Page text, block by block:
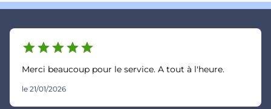
starstarstarstarstar
Merci beaucoup pour le service. A tout à l'heure.
le 21/01/2026